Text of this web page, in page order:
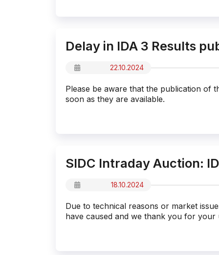
Delay in IDA 3 Results
22.10.2024
Please be aware that the publication of
soon as they are available.
SIDC Intraday Auction:
18.10.2024
Due to technical reasons or market
have caused and we thank you for your